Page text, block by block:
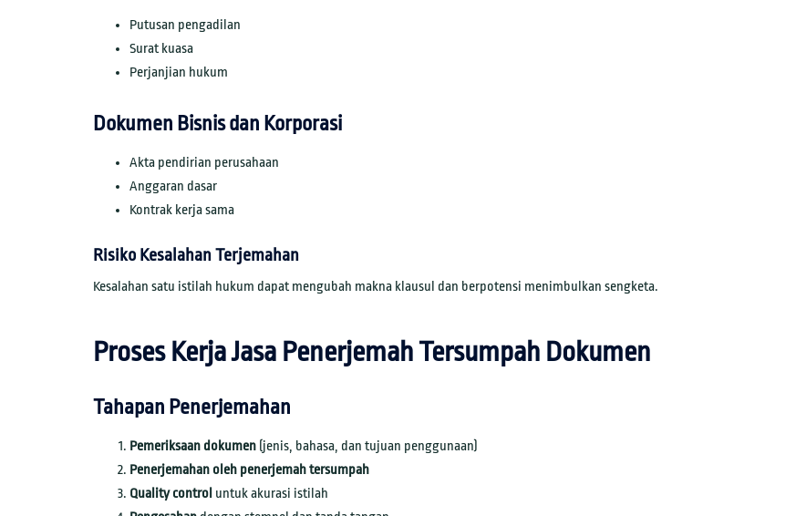
Putusan pengadilan
Surat kuasa
Perjanjian hukum
Dokumen Bisnis dan Korporasi
Akta pendirian perusahaan
Anggaran dasar
Kontrak kerja sama
Risiko Kesalahan Terjemahan
Kesalahan satu istilah hukum dapat mengubah makna klausul dan berpotensi menimbulkan sengketa.
Proses Kerja Jasa Penerjemah Tersumpah Dokumen
Tahapan Penerjemahan
Pemeriksaan dokumen (jenis, bahasa, dan tujuan penggunaan)
Penerjemahan oleh penerjemah tersumpah
Quality control untuk akurasi istilah